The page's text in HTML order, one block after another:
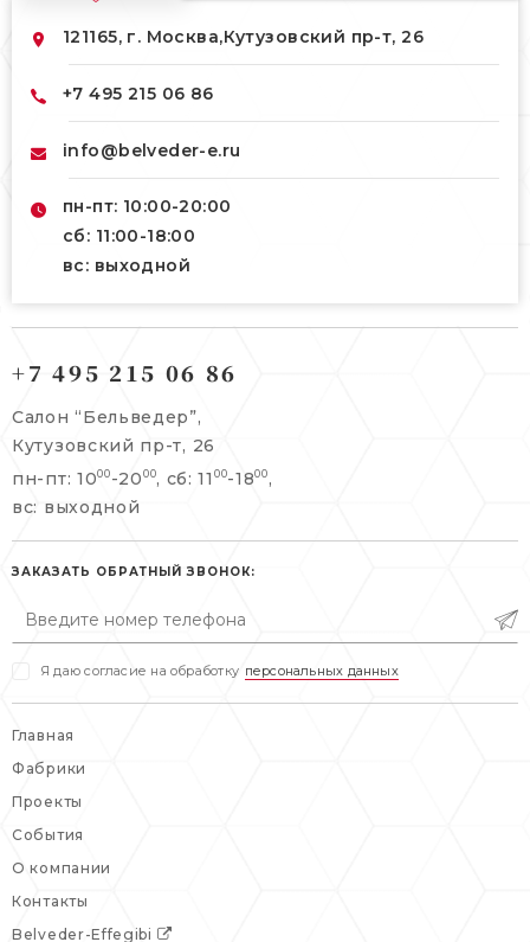
121165, г. Москва,Кутузовский пр-т, 26
+7 495 215 06 86
info@belveder-e.ru
пн-пт: 10:00-20:00
сб: 11:00-18:00
вс: выходной
info@belveder-e.ru
пн-пт: 10:00-20:00
сб, вс: выходной
Берсеневский переулок, 3/10с7
+7 495 477 45 43
info@belveder-e.ru
пн-пт: 10:00-19:00
сб: выходной
+7 495 215 06 86
Салон “Бельведер”,
Кутузовский пр-т, 26
пн-пт: 1000 -20 00, сб: 11 00-1800 ,
вс: выходной
ЗАКАЗАТЬ ОБРАТНЫЙ ЗВОНОК:
Я даю согласие на обработку персональных данных
Главная
Фабрики
Проекты
События
О компании
Контакты
Belveder-Effegibi